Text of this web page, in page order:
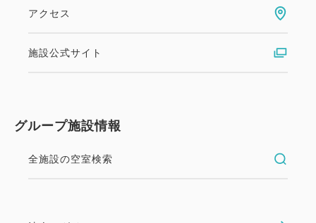
アクセス
施設公式サイト
グループ施設情報
全施設の空室検索